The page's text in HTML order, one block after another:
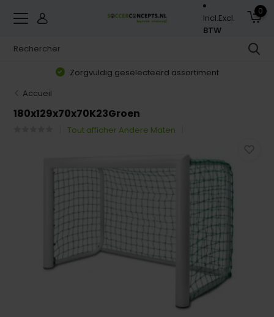
Incl.Excl.
BTW
0
Zorgvuldig geselecteerd assortiment
Accueil
180x129x70x70K23Groen
Tout afficher Andere Maten